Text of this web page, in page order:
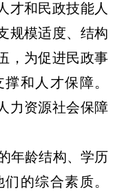
才和民政技能人
规模适度、结构
，为促进民政事
和人才保障。
力资源社会保障
龄结构、学历
的综合素质。